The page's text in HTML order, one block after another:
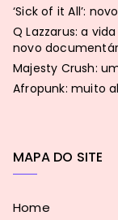
‘Sick of it All’:
Q Lazzarus: a
novo
Majesty Crush:
Afropunk: muito
MAPA DO SITE
Home